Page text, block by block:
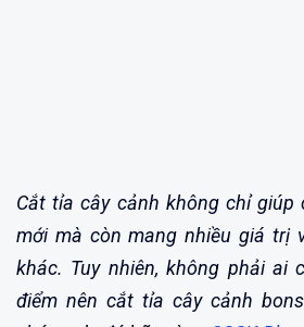
Cắt tỉa cây cảnh không chỉ
mới mà còn mang nhiều giá trị
khác. Tuy nhiên, không phải ai
điểm nên cắt tỉa cây cảnh